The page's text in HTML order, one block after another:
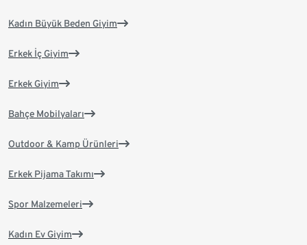
Kadın Büyük Beden Giyim
Erkek İç Giyim
Erkek Giyim
Bahçe Mobilyaları
Outdoor & Kamp Ürünleri
Erkek Pijama Takımı
Spor Malzemeleri
Kadın Ev Giyim